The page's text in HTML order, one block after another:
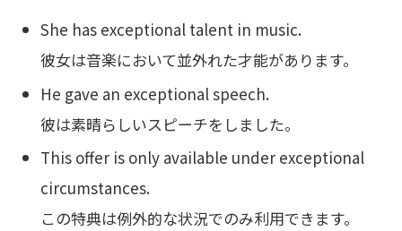
She has exceptional talent in music.
彼女は音楽において並外れた才能があります。
He gave an exceptional speech.
彼は素晴らしいスピーチをしました。
This offer is only available under exceptional
circumstances.
この特典は例外的な状況でのみ利用できます。